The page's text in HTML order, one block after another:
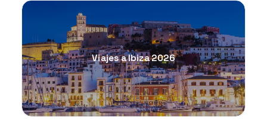
Viajes a Ibiza 2026